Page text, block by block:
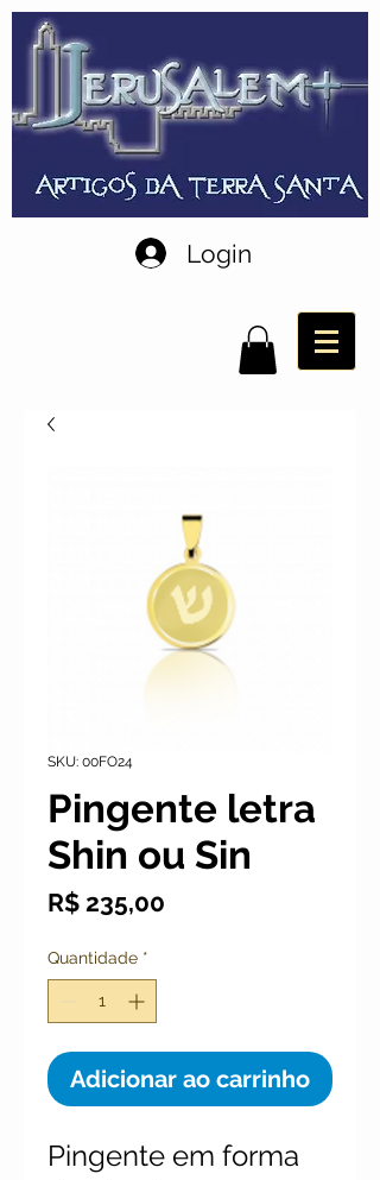
Login
SKU: 00FO24
Pingente letra
Shin ou Sin
R$ 235,00
Quantidade *
Adicionar ao carrinho
Pingente em forma